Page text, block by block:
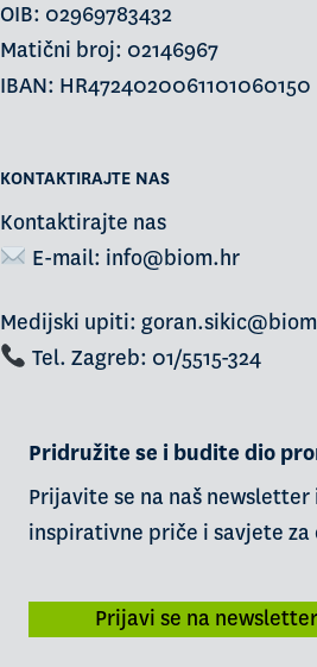
OIB: 02969783432
Matični broj: 02146967
IBAN: HR4724020061101060150
KONTAKTIRAJTE NAS
Kontaktirajte nas
E-mail: info@biom.hr
Medijski upiti:
Tel. Zagreb: 01/5515-324
Pridružite se i budite dio
Prijavite se na naš
inspirativne priče i savjete
Prijavi se na newsletter